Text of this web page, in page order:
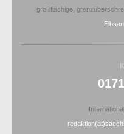
großflächige,